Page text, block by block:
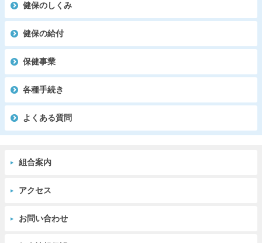
健保のしくみ
健保の給付
保健事業
各種手続き
よくある質問
組合案内
アクセス
お問い合わせ